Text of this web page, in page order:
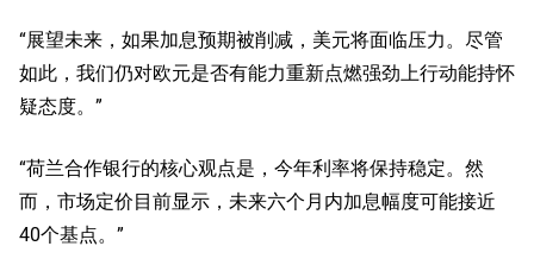
“展望未来，如果加息预期被削减，美元将面临压力。尽管
如此，我们仍对欧元是否有能力重新点燃强劲上行动能持怀
疑态度。”
“荷兰合作银行的核心观点是，今年利率将保持稳定。然
而，市场定价目前显示，未来六个月内加息幅度可能接近
40个基点。”